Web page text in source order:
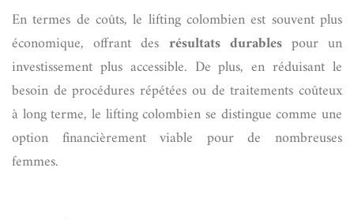
En termes de coûts, le lifting colombien est souvent plus
économique, offrant des résultats durablespour un
investissement plus accessible. De plus, en réduisant le
besoin de procédures répétées ou de traitements coûteux
à long terme, le lifting colombien se distingue comme une
option financièrement viable pour de nombreuses
femmes.